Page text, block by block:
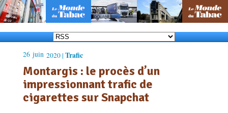
26 juin 2020 | Trafic
Montargis : le procès d’un
impressionnant trafic de
cigarettes sur Snapchat